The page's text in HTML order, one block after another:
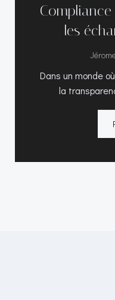
les
Dans un monde
la